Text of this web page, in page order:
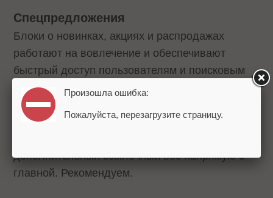
Спецпредложения
Блоки о новинках, акциях и распродажах
работают на вовлечение и обеспечивают
быстрый доступ пользователям и поисковым
роботам к товарным предложениями. Кроме
того, ссылки на страницы новых продуктов/
категорий помогают быстрее
дополнительный ссылочный вес напрямую с
главной. Рекомендуем.
Произошла ошибка:
Пожалуйста, перезагрузите страницу.